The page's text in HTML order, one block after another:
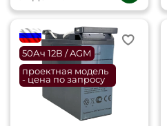
flagRU
50Ач 12В / AGM
проектная модель
- цена по запросу